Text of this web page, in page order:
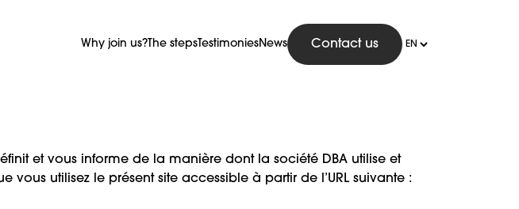
Why join us?The stepsTestimoniesNews Contact us
et vous informe de la manière dont la société DBA utilise et
utilisez le présent site accessible à partir de l’URL suivante :